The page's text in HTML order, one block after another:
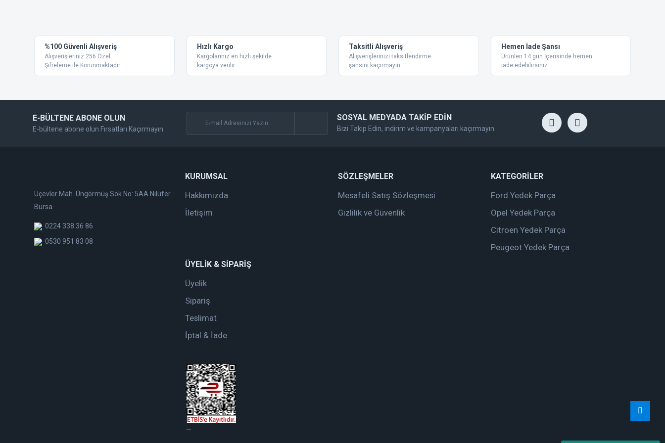
Ürün resmi kalitesiz, bozuk veya görüntülenemiyor.
Ürün açıklamasında eksik bilgiler bulunuyor.
Ürün bilgilerinde hatalar bulunuyor.
Ürün fiyatı diğer sitelerden daha pahalı.
%100 Güvenli Alışveriş
Alışverişleriniz 256 Özel
Şifreleme ile Korunmaktadır.
Hızlı Kargo
Kargolarınız en hızlı şekilde
kargoya verilir
Taksitli Alışveriş
Alışverişlerinizi taksitlendirme
şansını kaçırmayın.
Hemen İade Şansı
Ürünleri 14 gün İçerisinde hemen
iade edebilirsiniz.
E-BÜLTENE ABONE OLUN
E-bültene abone olun Fırsatları Kaçırmayın
SOSYAL MEDYADA TAKİP EDİN
Bizi Takip Edin, indirim ve kampanyaları kaçırmayın
Üçevler Mah. Üngörmüş Sok No: 5AA Nilüfer
Bursa
0224 338 36 86
0530 951 83 08
KURUMSAL
Hakkımızda
İletişim
SÖZLEŞMELER
Mesafeli Satış Sözleşmesi
Gizlilik ve Güvenlik
KATEGORİLER
Ford Yedek Parça
Opel Yedek Parça
Citroen Yedek Parça
Peugeot Yedek Parça
ÜYELİK & SİPARİŞ
Üyelik
Sipariş
Teslimat
İptal & İade